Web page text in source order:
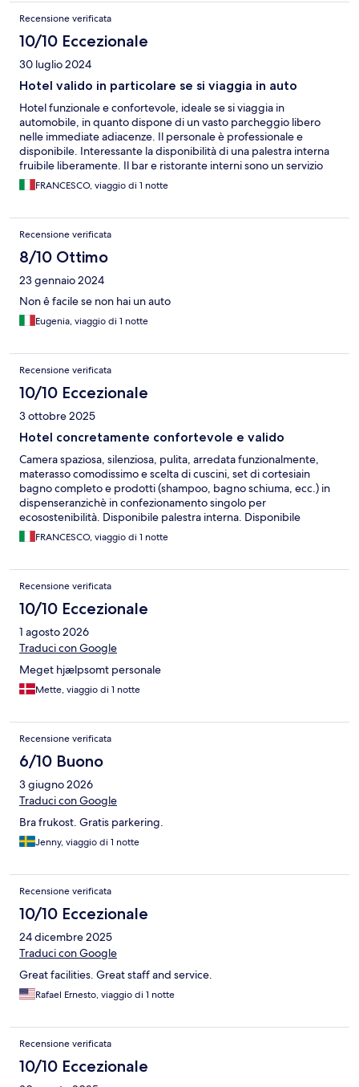
Recensione verificata
10/10 Eccezionale
30 luglio 2024
Hotel valido in particolare se si viaggia in auto
Hotel funzionale e confortevole, ideale se si viaggia in
automobile, in quanto dispone di un vasto parcheggio libero
nelle immediate adiacenze. Il personale è professionale e
disponibile. Interessante la disponibilità di una palestra interna
fruibile liberamente. Il bar e ristorante interni sono un servizio
aggiuntivo che può risultare utile. La climatizzazione efficiente e
silenziosa, anche considerando le temperature particolarmente
qualità. Rapporto costo qualità adeguato.
FRANCESCO, viaggio di 1 notte
Recensione verificata
8/10 Ottimo
23 gennaio 2024
Non ê facile se non hai un auto
Eugenia, viaggio di 1 notte
Recensione verificata
10/10 Eccezionale
3 ottobre 2025
Hotel concretamente confortevole e valido
Camera spaziosa, silenziosa, pulita, arredata funzionalmente,
materasso comodissimo e scelta di cuscini, set di cortesiain
bagno completo e prodotti (shampoo, bagno schiuma, ecc.) in
dispenseranzichè in confezionamento singolo per
ecosostenibilità. Disponibile palestra interna. Disponibile
ristorante interno. Disponibile parcheggio gratuito sufficiente
per tutti gli ospiti. Reception sempre aperta con receptionist
più un pregio che un difetto stante le contenute dimensioni di
Pisa e la severa difficoltà di parcheggio in centro. Colazione
completa e di buona qualità, tipica di un 4 stelle: il possibile
margine di miglioramento sarebbe nella preparazione espressa
delle bevande calde, perchè nessuna macchinetta self-service
farà mai un caffè o un cappuccino completamente
FRANCESCO, viaggio di 1 notte
Recensione verificata
10/10 Eccezionale
1 agosto 2026
Traduci con Google
Meget hjælpsomt personale
Mette, viaggio di 1 notte
Recensione verificata
6/10 Buono
3 giugno 2026
Traduci con Google
Bra frukost. Gratis parkering.
Jenny, viaggio di 1 notte
Recensione verificata
10/10 Eccezionale
24 dicembre 2025
Traduci con Google
Great facilities. Great staff and service.
Rafael Ernesto, viaggio di 1 notte
Recensione verificata
10/10 Eccezionale